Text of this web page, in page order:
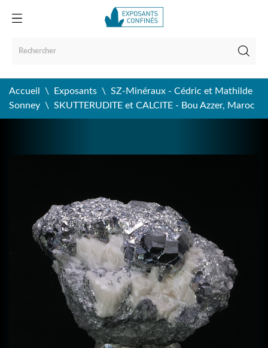
Accueil Exposants
SZ-Minéraux - Cédric et Mathilde
Sonney
SKUTTERUDITE et CALCITE - Bou Azzer, Maroc